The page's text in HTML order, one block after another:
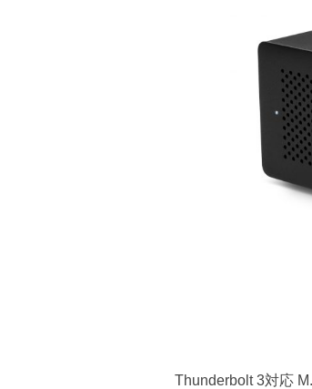
Thunderbolt 3対応